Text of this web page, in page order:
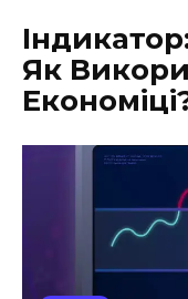
Як